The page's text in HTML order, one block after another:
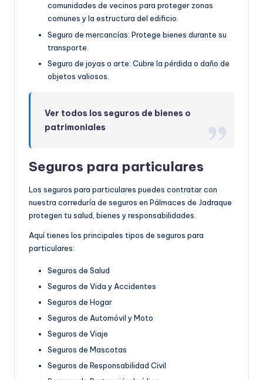
comunidades de vecinos para proteger zonas
comunes y la estructura del edificio.
Seguro de mercancías: Protege bienes durante su
transporte.
Seguro de joyas o arte: Cubre la pérdida o daño de
objetos valiosos.
Ver todos los seguros de bienes o
patrimoniales
Seguros para particulares
Los seguros para particulares puedes contratar con
nuestra correduría de seguros en Pálmaces de Jadraque
protegen tu salud, bienes y responsabilidades.
Aquí tienes los principales tipos de seguros para
particulares:
Seguros de Salud
Seguros de Vida y Accidentes
Seguros de Hogar
Seguros de Automóvil y Moto
Seguros de Viaje
Seguros de Mascotas
Seguros de Responsabilidad Civil